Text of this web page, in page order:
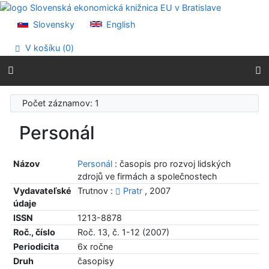
Prejsť na obsah
Prehlásenie o webovej prístupnosti
Slovensky English
V košíku (0)
Počet záznamov: 1
Personál
Názov Personál : časopis pro rozvoj lidských
zdrojů ve firmách a společnostech
Vydavateľské
údaje
Trutnov : Pratr, 2007
ISSN
1213-8878
Roč., číslo
Roč. 13, č. 1-12 (2007)
Periodicita
6x ročne
Druh
časopisy